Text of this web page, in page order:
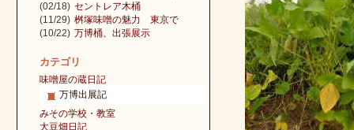
(02/18) セントレア木桶
(11/29) 桝塚味噌の魅力 東京で
(10/22) 万博桶、出張展示
カテゴリ
味噌屋の蔵日記
万博出展記
みその学校・教室
大豆畑日記